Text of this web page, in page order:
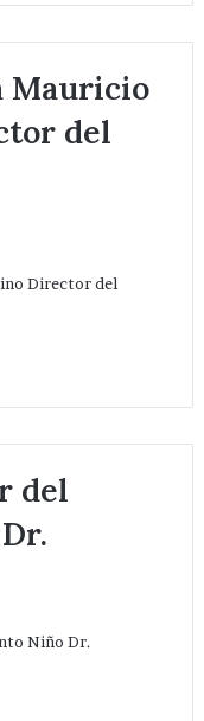
Mauricio
del
Director del
del
Niño Dr.